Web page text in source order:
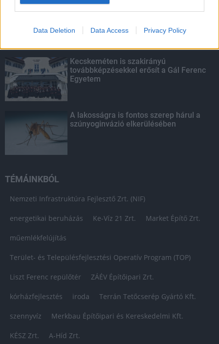
Data Deletion Data Access Privacy Policy
Megérkezett az eső a Duna
Kecskeméten is szakirányú
továbbképzésekkel erősít a Gál Ferenc
Egyetem
A lakosságra is fontos szerep hárul a
szúnyoginvázió elkerülésében
TÉMÁINKBÓL
Nemzeti Infrastruktúra Fejlesztő Zrt. (NIF)
energetikai beruházás Ke-Víz 21 Zrt. Market Építő Zrt.
műemlékfelújítás
Terület- és Településfejlesztési Operatív Program (TOP)
Liszt Ferenc repülőtér ZÁÉV Építőipari Zrt.
kórházfejlesztés iroda Terrán Tetőcserép Gyártó Kft.
szennyvíz Merkbau Építőipari és Kereskedelmi Kft.
KÉSZ Zrt. A-Híd Zrt.